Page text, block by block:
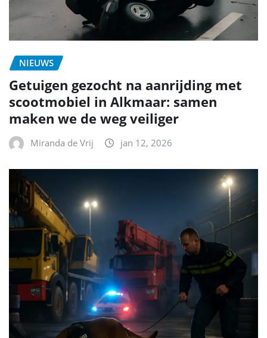
NIEUWS
Getuigen gezocht na aanrijding met
scootmobiel in Alkmaar: samen
maken we de weg veiliger
Miranda de Vrij jan 12, 2026